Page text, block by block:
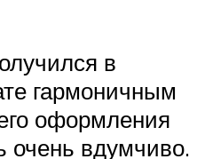
в
гармоничным
оформления
очень вдумчиво.